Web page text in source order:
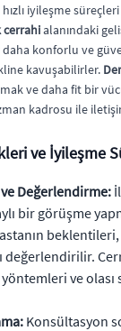
iyileşme
cerrahialanındaki
daha konforlu ve
kavuşabilirler.
ve daha fit bir
kadrosu ile
ve İyileşme
Değerlendirme:
bir görüşme
değerlendirilir.
ve olası
Konsültasyon